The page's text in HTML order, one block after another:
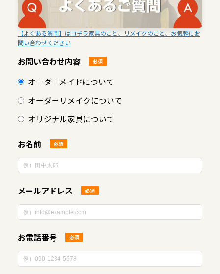
【よくある質問】はコチラ家具のこと、リメイクのこと、お気軽にお
問い合わせください
お問い合わせ内容 必須
オーダーメイドについて
オーダーリメイクについて
オリジナル家具について
お名前 必須
メールアドレス 必須
お電話番号 必須